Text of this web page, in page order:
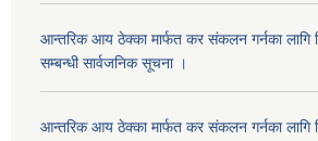
आन्तरिक आय ठेक्का मार्फत कर संकलन गर्नका लागि
सम्बन्धी सार्वजनिक सूचना ।
आन्तरिक आय ठेक्का मार्फत कर संकलन गर्नका लागि